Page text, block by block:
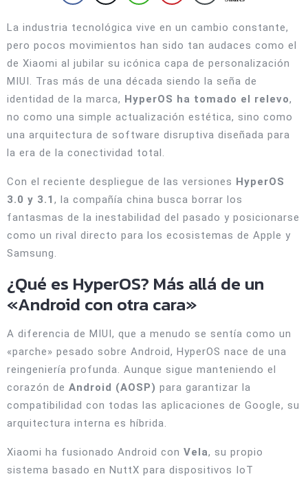
La industria tecnológica vive en un cambio constante,
pero pocos movimientos han sido tan audaces como el
de Xiaomi al jubilar su icónica capa de personalización
MIUI. Tras más de una década siendo la seña de
identidad de la marca, HyperOS ha tomado el relevo,
no como una simple actualización estética, sino como
una arquitectura de software disruptiva diseñada para
la era de la conectividad total.
Con el reciente despliegue de las versiones HyperOS
3.0 y 3.1 , la compañía china busca borrar los
fantasmas de la inestabilidad del pasado y posicionarse
como un rival directo para los ecosistemas de Apple y
Samsung.
¿Qué es HyperOS? Más allá de un
«Android con otra cara»
A diferencia de MIUI, que a menudo se sentía como un
«parche» pesado sobre Android, HyperOS nace de una
reingeniería profunda. Aunque sigue manteniendo el
corazón de Android (AOSP) para garantizar la
compatibilidad con todas las aplicaciones de Google, su
arquitectura interna es híbrida.
Xiaomi ha fusionado Android con Vela, su propio
sistema basado en NuttX para dispositivos IoT